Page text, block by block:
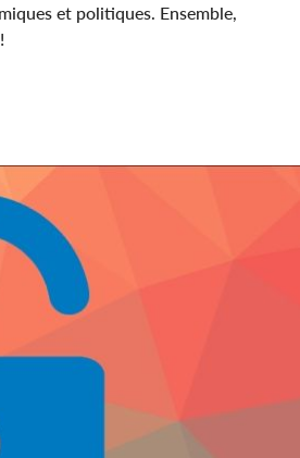
et politiques. Ensemble,